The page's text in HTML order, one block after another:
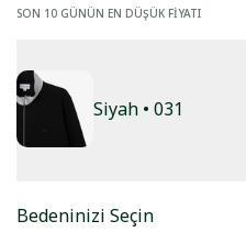
SON 10 GÜNÜN EN DÜŞÜK FİYATI
Siyah • 031
Bedeninizi Seçin